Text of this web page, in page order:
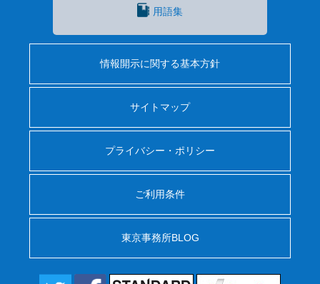
用語集
情報開示に関する基本方針
サイトマップ
プライバシー・ポリシー
ご利用条件
東京事務所BLOG